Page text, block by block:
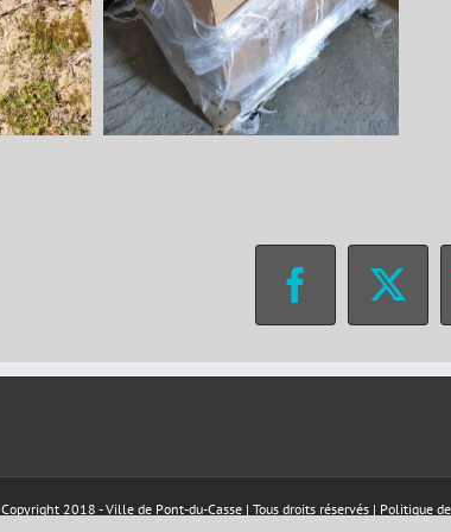
Facebook
X
Copyright 2018 - Ville de Pont-du-Casse | Tous droits réservés | Politique